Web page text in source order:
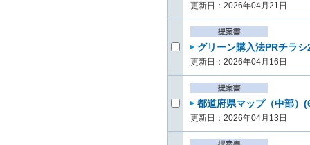
更新日：2026年04月21日
グリーン購入法PRチラ
更新日：2026年04月16日
都道府県マップ（中部）
更新日：2026年04月13日